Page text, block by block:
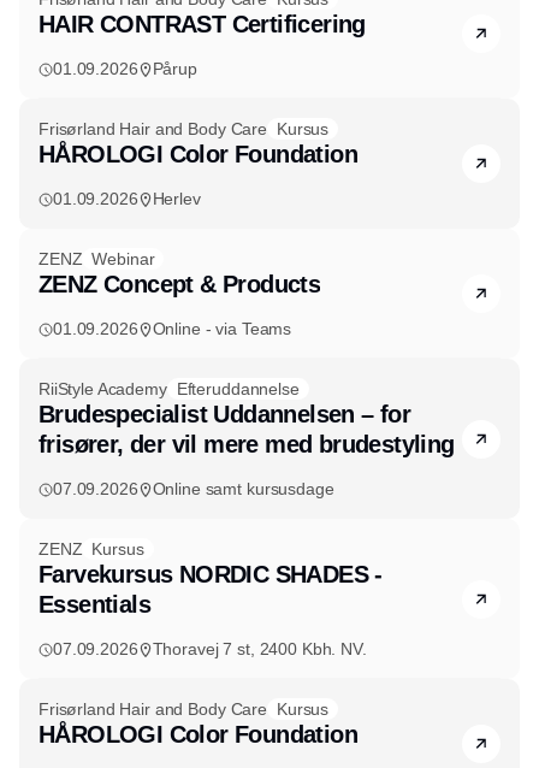
HAIR CONTRAST Certificering
01.09.2026 Pårup
Frisørland Hair and Body Care Kursus
HÅROLOGI Color Foundation
01.09.2026 Herlev
ZENZ Webinar
ZENZ Concept & Products
01.09.2026 Online - via Teams
RiiStyle Academy Efteruddannelse
Brudespecialist Uddannelsen – for
frisører, der vil mere med brudestyling
07.09.2026 Online samt kursusdage
ZENZ Kursus
Farvekursus NORDIC SHADES -
Essentials
07.09.2026 Thoravej 7 st, 2400 Kbh. NV.
Frisørland Hair and Body Care Kursus
HÅROLOGI Color Foundation